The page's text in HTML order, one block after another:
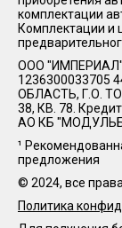
комплектации
Комплектации и
ООО "ИМПЕРИАЛ"
1236300033705
ОБЛАСТЬ, Г.О.
38, КВ. 78.
АО КБ
¹
предложения
© 2024, все
Политика